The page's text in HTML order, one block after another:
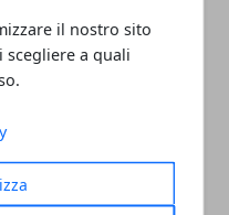
il nostro sito
scegliere a quali